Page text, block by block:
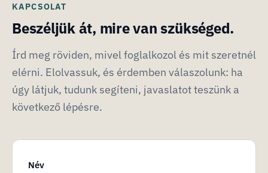
KAPCSOLAT
Beszéljük át, mire van szükséged.
Írd meg röviden, mivel foglalkozol és mit szeretnél
elérni. Elolvassuk, és érdemben válaszolunk: ha
úgy látjuk, tudunk segíteni, javaslatot teszünk a
következő lépésre.
Név